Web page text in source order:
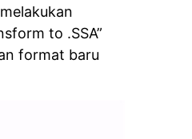
to .SSA”
format baru